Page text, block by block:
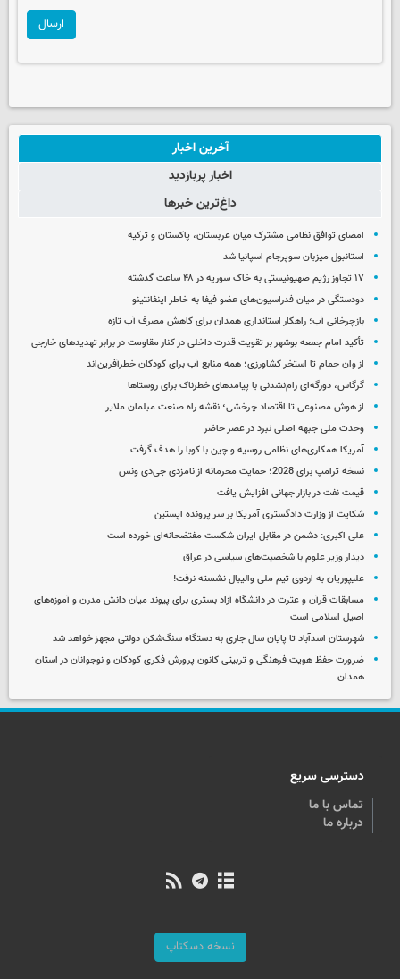
ارسال
آخرین اخبار
اخبار پربازدید
داغ‌ترین خبرها
امضای توافق نظامی مشترک میان عربستان، پاکستان و ترکیه
استانبول میزبان سوپرجام اسپانیا شد
۱۷ تجاوز رژیم صهیونیستی به خاک سوریه در ۴۸ ساعت گذشته
دودستگی در میان فدراسیون‌های عضو فیفا به خاطر اینفانتینو
بازچرخانی آب؛ راهکار استانداری همدان برای کاهش مصرف آب تازه
تأکید امام جمعه بوشهر بر تقویت قدرت داخلی در کنار مقاومت در برابر تهدیدهای خارجی
از وان حمام تا استخر کشاورزی؛ همه منابع آب برای کودکان خطرآفرین‌اند
گرگاس، دورگه‌ای رام‌نشدنی با پیامدهای خطرناک برای روستاها
از هوش مصنوعی تا اقتصاد چرخشی؛ نقشه راه صنعت مبلمان ملایر
وحدت ملی جبهه اصلی نبرد در عصر حاضر
آمریکا همکاری‌های نظامی روسیه و چین با کوبا را هدف گرفت
نسخه ترامپ برای 2028؛ حمایت محرمانه از نامزدی جی‌دی ونس
قیمت نفت در بازار جهانی افزایش یافت
شکایت از وزارت دادگستری آمریکا بر سر پرونده اپستین
علی اکبری: دشمن در مقابل ایران شکست مفتضحانه‌ای خورده است
دیدار وزیر علوم با شخصیت‌های سیاسی در عراق
علیپوریان به اردوی تیم ملی والیبال نشسته نرفت!
مسابقات قرآن و عترت در دانشگاه آزاد بستری برای پیوند میان دانش مدرن و آموزه‌های
اصیل اسلامی است
شهرستان اسدآباد تا پایان سال جاری به دستگاه سنگ‌شکن دولتی مجهز خواهد شد
ضرورت حفظ هویت فرهنگی و تربیتی کانون پرورش فکری کودکان و نوجوانان در استان
همدان
دسترسی سریع
تماس با ما
درباره ما
نسخه دسکتاپ